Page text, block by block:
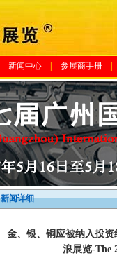
新闻中心 参展商手册|
新闻详细
金、银、铜应被纳入投
浪展览-The